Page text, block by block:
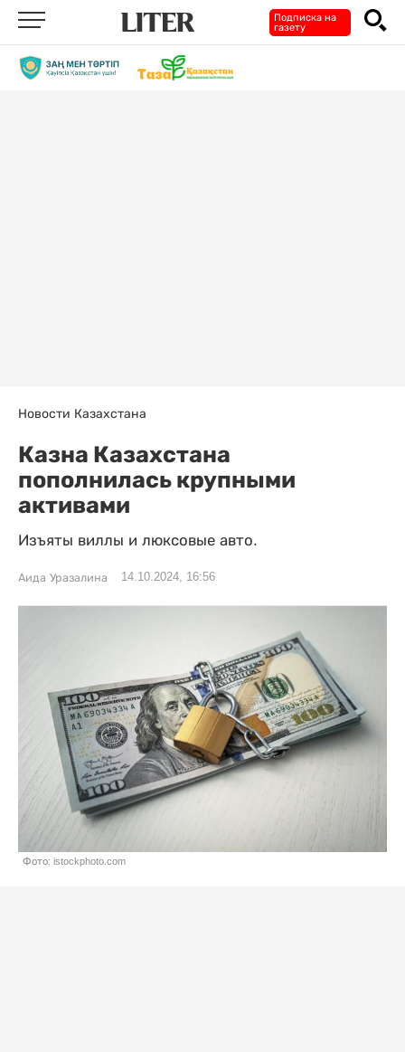
Подписка на
газету
Новости Казахстана
Казна Казахстана
пополнилась крупными
активами
Изъяты виллы и люксовые авто.
Аида Уразалина 14.10.2024, 16:56
Фото: istockphoto.com